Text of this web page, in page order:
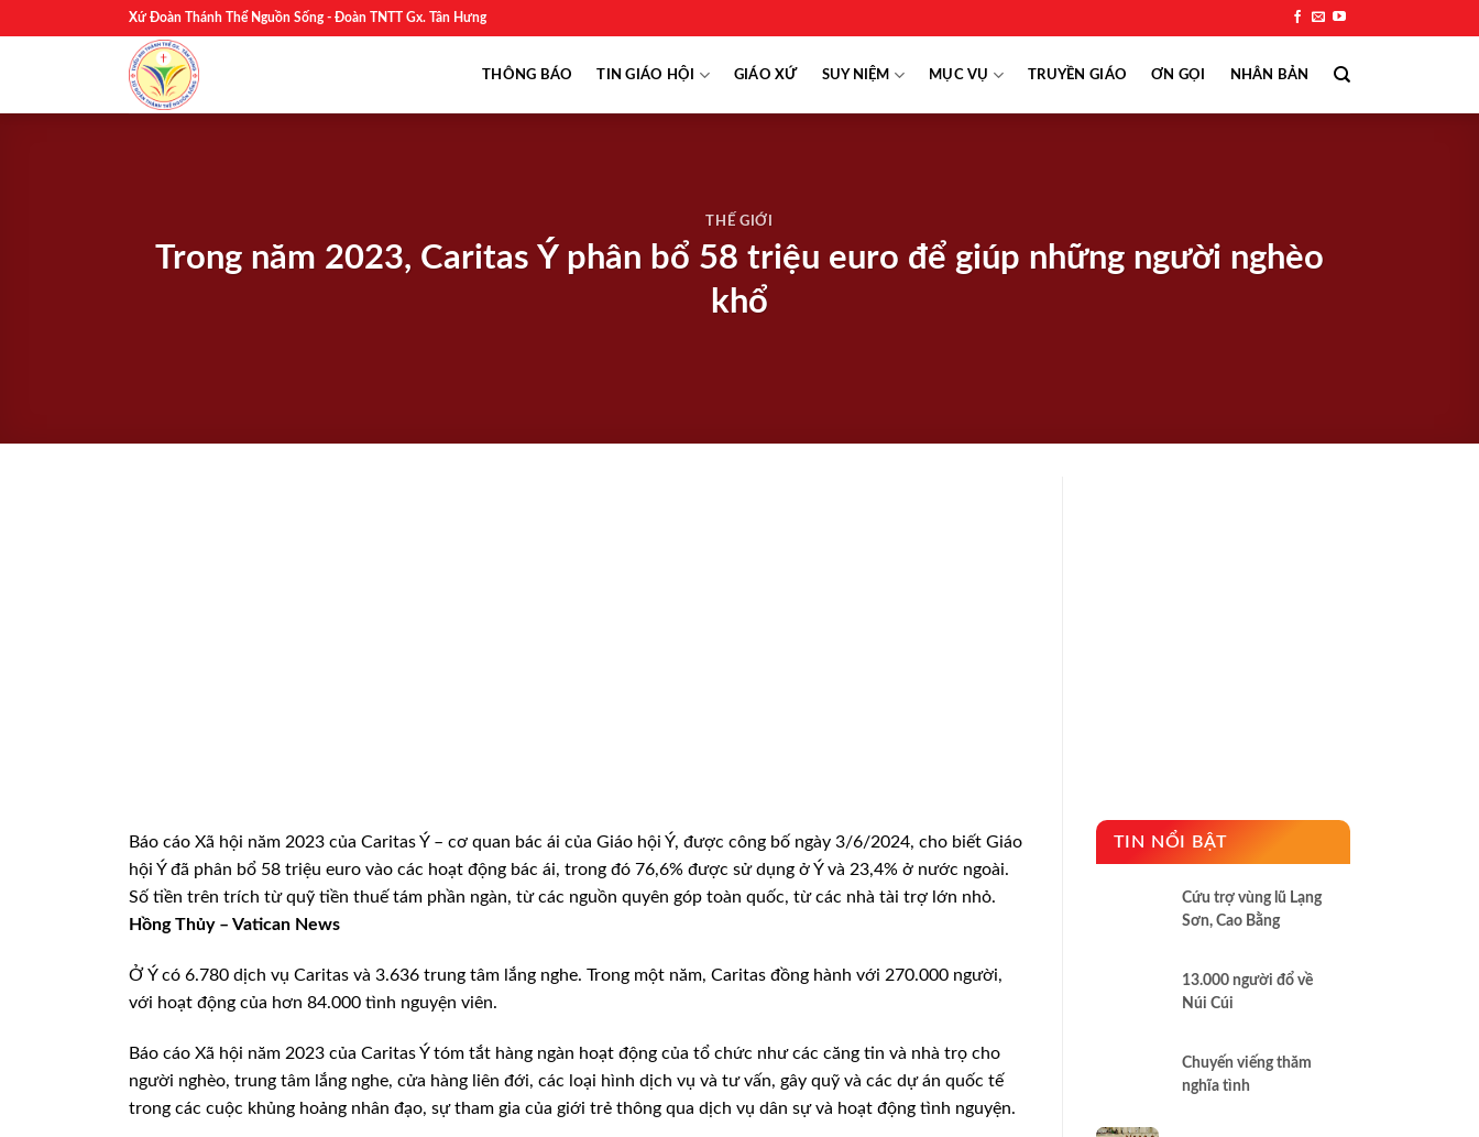
to
Xứ Đoàn Thánh Thể Nguồn Sống - Đoàn TNTT Gx. Tân Hưng
THÔNG BÁO TIN GIÁO HỘI GIÁO XỨ SUY NIỆM MỤC VỤ TRUYỀN GIÁO ƠN GỌI NHÂN BẢN
THẾ GIỚI
Trong năm 2023, Caritas Ý phân bổ 58 triệu euro để giúp những người nghèo
khổ
Báo cáo Xã hội năm 2023 của Caritas Ý – cơ quan bác ái của Giáo hội Ý, được công bố ngày 3/6/2024, cho biết Giáo
hội Ý đã phân bổ 58 triệu euro vào các hoạt động bác ái, trong đó 76,6% được sử dụng ở Ý và 23,4% ở nước ngoài.
Số tiền trên trích từ quỹ tiền thuế tám phần ngàn, từ các nguồn quyên góp toàn quốc, từ các nhà tài trợ lớn nhỏ.
Hồng Thủy – Vatican News
Ở Ý có 6.780 dịch vụ Caritas và 3.636 trung tâm lắng nghe. Trong một năm, Caritas đồng hành với 270.000 người,
với hoạt động của hơn 84.000 tình nguyện viên.
Báo cáo Xã hội năm 2023 của Caritas Ý tóm tắt hàng ngàn hoạt động của tổ chức như các căng tin và nhà trọ cho
người nghèo, trung tâm lắng nghe, cửa hàng liên đới, các loại hình dịch vụ và tư vấn, gây quỹ và các dự án quốc tế
trong các cuộc khủng hoảng nhân đạo, sự tham gia của giới trẻ thông qua dịch vụ dân sự và hoạt động tình nguyện.
TIN NỔI BẬT
Cứu trợ vùng lũ Lạng
Sơn, Cao Bằng
13.000 người đổ về
Núi Cúi
Chuyến viếng thăm
nghĩa tình